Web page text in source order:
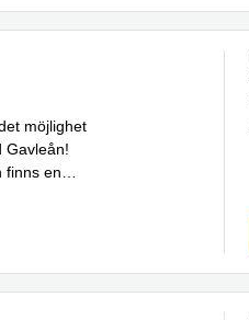
möjlighet
Gavleån!
finns en